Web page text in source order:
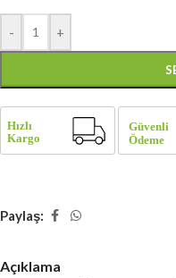
- +
Paylaş:
Açıklama